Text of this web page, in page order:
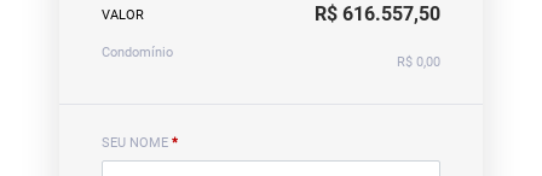
VALOR R$ 616.557,50
Condomínio
R$ 0,00
SEU NOME *